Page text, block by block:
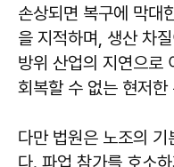
손상되면 복구에 막대
을 지적하며, 생산 차
방위 산업의 지연으로
회복할 수 없는 현저
다만 법원은 노조의
다. 파업 참가를 호소